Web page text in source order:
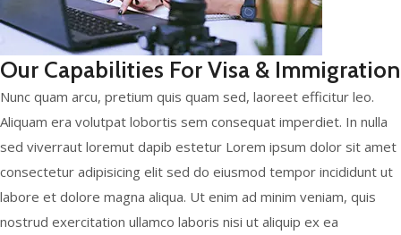
Our Capabilities For Visa & Immigration
Nunc quam arcu, pretium quis quam sed, laoreet efficitur leo.
Aliquam era volutpat lobortis sem consequat imperdiet. In nulla
sed viverraut loremut dapib estetur Lorem ipsum dolor sit amet
consectetur adipisicing elit sed do eiusmod tempor incididunt ut
labore et dolore magna aliqua. Ut enim ad minim veniam, quis
nostrud exercitation ullamco laboris nisi ut aliquip ex ea